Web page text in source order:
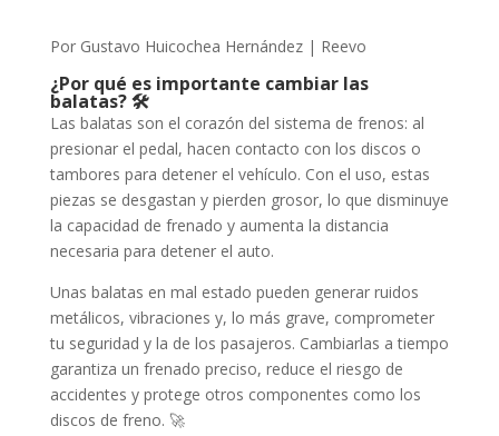
Por Gustavo Huicochea Hernández | Reevo
¿Por qué es importante cambiar las
balatas? 🛠️
Las balatas son el corazón del sistema de frenos: al
presionar el pedal, hacen contacto con los discos o
tambores para detener el vehículo. Con el uso, estas
piezas se desgastan y pierden grosor, lo que disminuye
la capacidad de frenado y aumenta la distancia
necesaria para detener el auto.
Unas balatas en mal estado pueden generar ruidos
metálicos, vibraciones y, lo más grave, comprometer
tu seguridad y la de los pasajeros. Cambiarlas a tiempo
garantiza un frenado preciso, reduce el riesgo de
accidentes y protege otros componentes como los
discos de freno. 🚀